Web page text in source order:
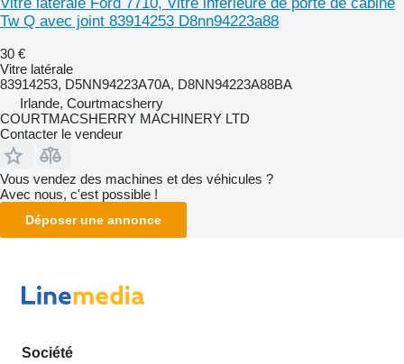
Tw Q avec joint 83914253 D8nn94223a88
30 €
Vitre latérale
83914253, D5NN94223A70A, D8NN94223A88BA
Irlande, Courtmacsherry
COURTMACSHERRY MACHINERY LTD
Contacter le vendeur
Vous vendez des machines et des véhicules ?
Avec nous, c'est possible !
Déposer une annonce
Société